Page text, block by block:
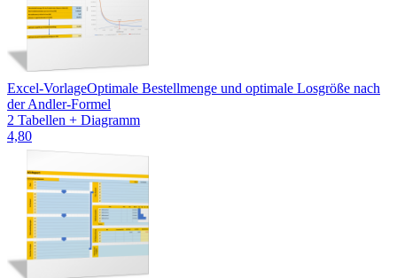
Excel-VorlageOptimale Bestellmenge und optimale Losgröße nach
der Andler-Formel
2 Tabellen + Diagramm
4,80